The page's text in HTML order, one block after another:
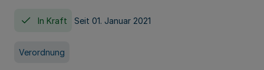
In Kraft Seit 01. Januar 2021
Verordnung